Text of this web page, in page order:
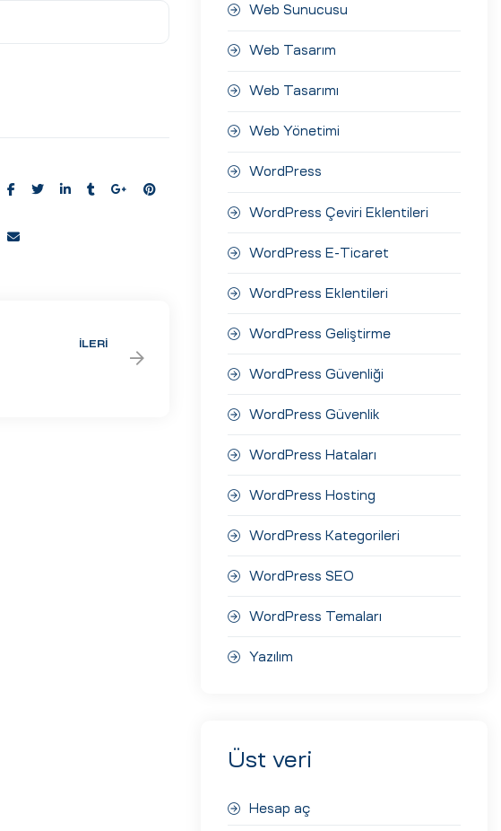
İLERI
Web Sunucusu
Web Tasarım
Web Tasarımı
Web Yönetimi
WordPress
WordPress Çeviri Eklentileri
WordPress E-Ticaret
WordPress Eklentileri
WordPress Geliştirme
WordPress Güvenliği
WordPress Güvenlik
WordPress Hataları
WordPress Hosting
WordPress Kategorileri
WordPress SEO
WordPress Temaları
Yazılım
Üst veri
Hesap aç